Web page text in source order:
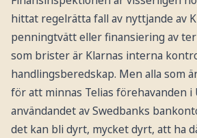
hittat regelrätta fall av nyttjande av
penningtvätt eller finansiering av
som brister är Klarnas interna
handlingsberedskap. Men alla som
för att minnas Telias förehavanden i
användandet av Swedbanks
det kan bli dyrt, mycket dyrt, att ha